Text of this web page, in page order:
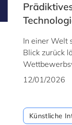
In einer Welt
Blick zurück
frühzeitige
reaktiven zu
12/01/2026
Künstliche